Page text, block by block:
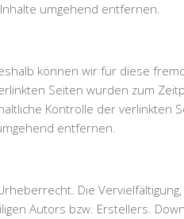
umgehend entfernen.
können wir für diese
Seiten wurden zum
Kontrolle der verlinkten
entfernen.
Die
Autors bzw. Erstellers.